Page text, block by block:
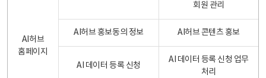
AI허브
홈페이지
회원 관리
AI허브 홍보동의 정보 AI허브 콘텐츠 홍보
AI 데이터 등록 신청
AI 데이터 등록 신청 업무
처리